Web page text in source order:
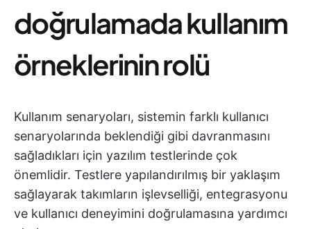
doğrulamada kullanım
örneklerinin rolü
Kullanım senaryoları, sistemin farklı kullanıcı
senaryolarında beklendiği gibi davranmasını
sağladıkları için yazılım testlerinde çok
önemlidir. Testlere yapılandırılmış bir yaklaşım
sağlayarak takımların işlevselliği, entegrasyonu
ve kullanıcı deneyimini doğrulamasına yardımcı